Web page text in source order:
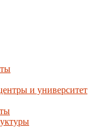
и университет